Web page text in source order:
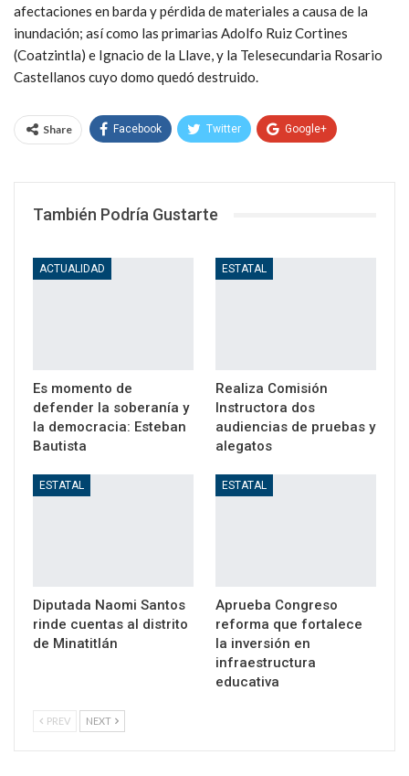
afectaciones en barda y pérdida de materiales a causa de la
inundación; así como las primarias Adolfo Ruiz Cortines
(Coatzintla) e Ignacio de la Llave, y la Telesecundaria Rosario
Castellanos cuyo domo quedó destruido.
Share Facebook Twitter Google+
También Podría Gustarte
ACTUALIDAD
Es momento de
defender la soberanía y
la democracia: Esteban
Bautista
ESTATAL
Realiza Comisión
Instructora dos
audiencias de pruebas y
alegatos
ESTATAL
Diputada Naomi Santos
rinde cuentas al distrito
de Minatitlán
ESTATAL
Aprueba Congreso
reforma que fortalece
la inversión en
infraestructura
educativa
PREV NEXT